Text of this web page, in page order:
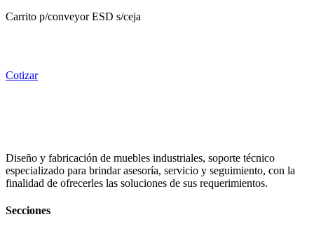
Carrito p/conveyor ESD s/ceja
Cotizar
Diseño y fabricación de muebles industriales, soporte técnico
especializado para brindar asesoría, servicio y seguimiento, con la
finalidad de ofrecerles las soluciones de sus requerimientos.
Secciones